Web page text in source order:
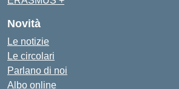
Novità
Le notizie
Le circolari
Parlano di noi
Albo online